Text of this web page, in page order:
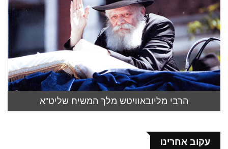
הרבי מליובאוויטש מלך המשיח שליט"א
עקוב אחרינו